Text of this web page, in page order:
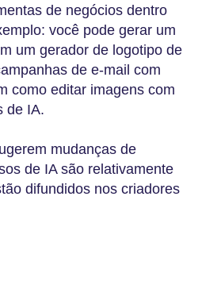
de negócios dentro
você pode gerar um
um gerador de logotipo de
de e-mail com
como editar imagens com
de IA.
mudanças de
de IA são relativamente
difundidos nos criadores